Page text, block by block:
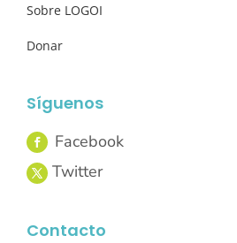
Sobre LOGOI
Donar
Síguenos
Contacto